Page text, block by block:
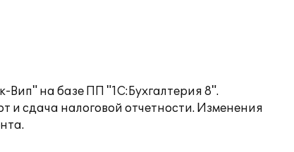
Вип" на базе ПП "1С:Бухгалтерия 8".
и сдача налоговой отчетности. Изменения